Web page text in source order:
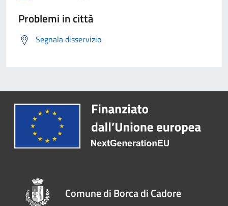
Problemi in città
Segnala disservizio
Comune di Borca di Cadore